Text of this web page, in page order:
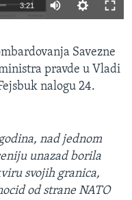
3:21
Savezne
pravde u Vladi
nalogu 24.
nad jednom
unazad borila
svojih granica,
od strane NATO